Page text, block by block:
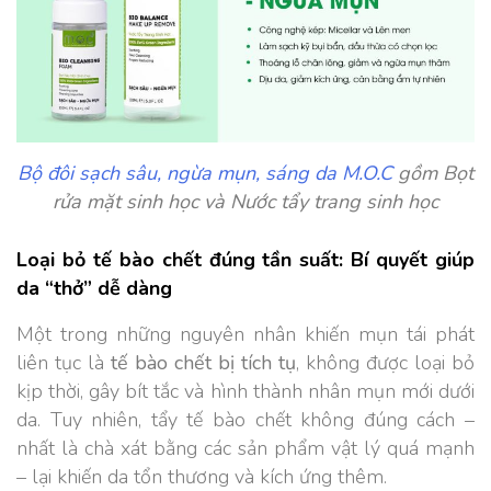
Bộ đôi sạch sâu, ngừa mụn, sáng da M.O.Cgồm Bọt
rửa mặt sinh học và Nước tẩy trang sinh học
Loại bỏ tế bào chết đúng tần suất: Bí quyết giúp
da “thở” dễ dàng
Một trong những nguyên nhân khiến mụn tái phát
liên tục là tế bào chết bị tích tụ, không được loại bỏ
kịp thời, gây bít tắc và hình thành nhân mụn mới dưới
da. Tuy nhiên, tẩy tế bào chết không đúng cách –
nhất là chà xát bằng các sản phẩm vật lý quá mạnh
– lại khiến da tổn thương và kích ứng thêm.